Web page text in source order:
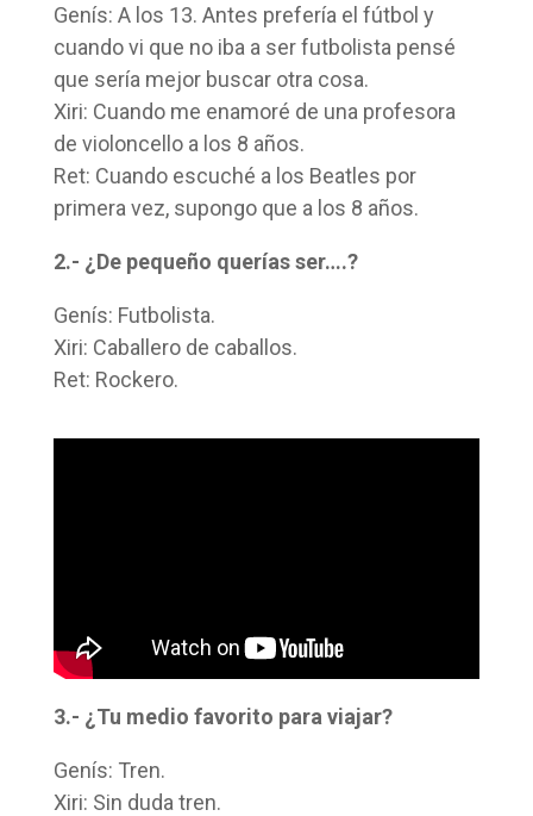
Genís: A los 13. Antes prefería el fútbol y
cuando vi que no iba a ser futbolista pensé
que sería mejor buscar otra cosa.
Xiri: Cuando me enamoré de una profesora
de violoncello a los 8 años.
Ret: Cuando escuché a los Beatles por
primera vez, supongo que a los 8 años.
2.- ¿De pequeño querías ser….?
Genís: Futbolista.
Xiri: Caballero de caballos.
Ret: Rockero.
3.- ¿Tu medio favorito para viajar?
Genís: Tren.
Xiri: Sin duda tren.